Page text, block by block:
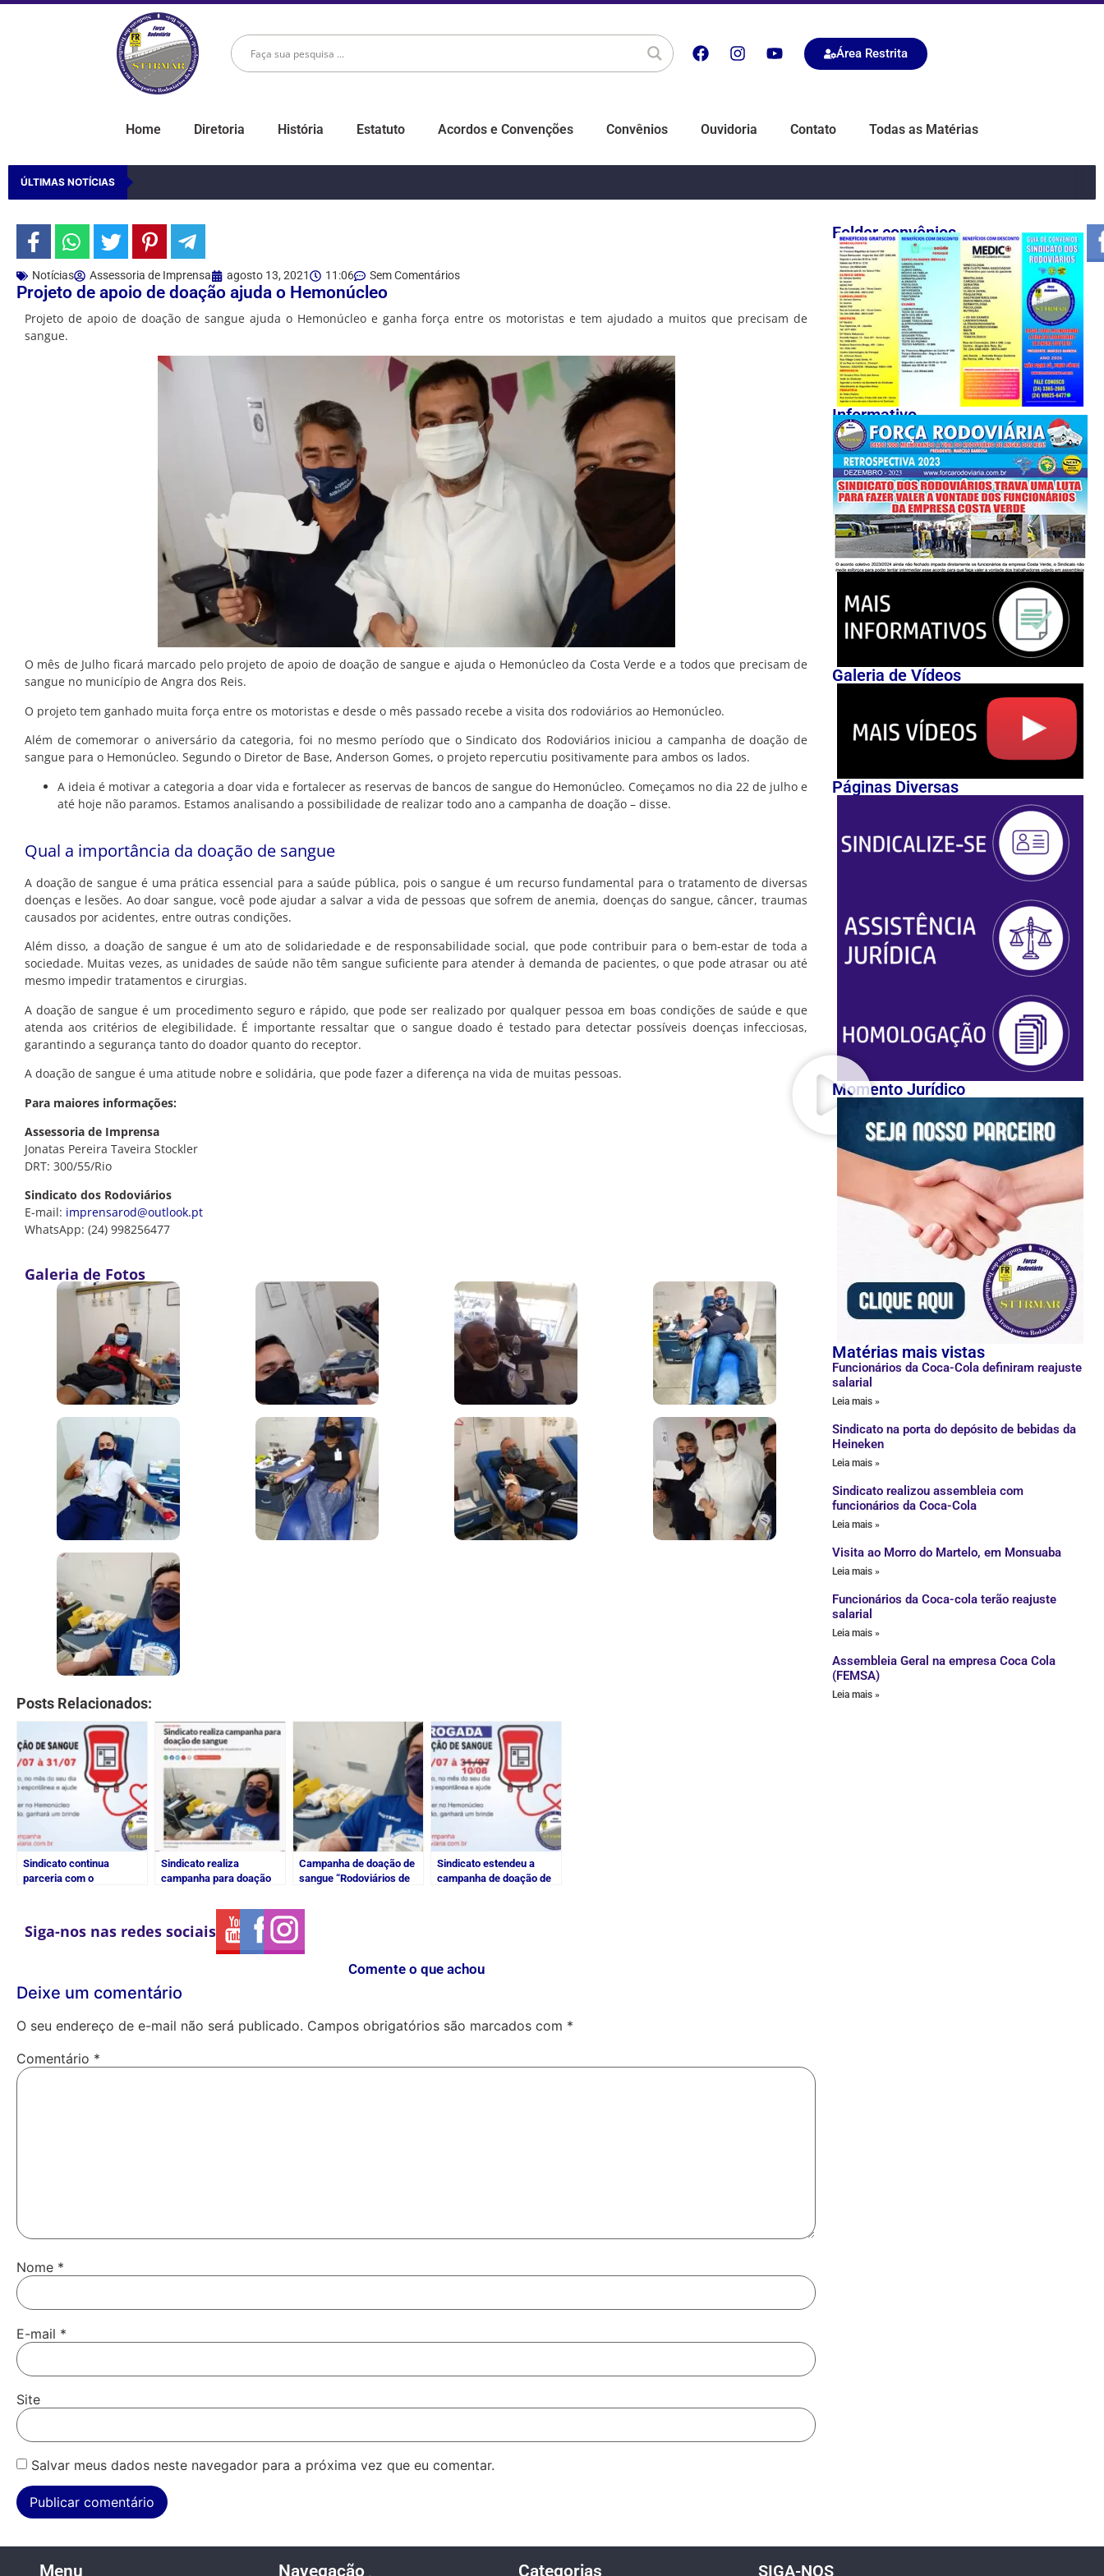
Área Restrita
Home Diretoria História Estatuto Acordos e Convenções Convênios Ouvidoria Contato Todas as Matérias
ÚLTIMAS NOTÍCIAS
Notícias Assessoria de Imprensa agosto 13, 2021 11:06 Sem Comentários
Projeto de apoio de doação ajuda o Hemonúcleo
Projeto de apoio de doação de sangue ajuda o Hemonúcleo e ganha força entre os motoristas e tem ajudado a muitos que precisam de
sangue.
O mês de Julho ficará marcado pelo projeto de apoio de doação de sangue e ajuda o Hemonúcleo da Costa Verde e a todos que precisam de
sangue no município de Angra dos Reis.
O projeto tem ganhado muita força entre os motoristas e desde o mês passado recebe a visita dos rodoviários ao Hemonúcleo.
Além de comemorar o aniversário da categoria, foi no mesmo período que o Sindicato dos Rodoviários iniciou a campanha de doação de
sangue para o Hemonúcleo. Segundo o Diretor de Base, Anderson Gomes, o projeto repercutiu positivamente para ambos os lados.
A ideia é motivar a categoria a doar vida e fortalecer as reservas de bancos de sangue do Hemonúcleo. Começamos no dia 22 de julho e
até hoje não paramos. Estamos analisando a possibilidade de realizar todo ano a campanha de doação – disse.
Qual a importância da doação de sangue
A doação de sangue é uma prática essencial para a saúde pública, pois o sangue é um recurso fundamental para o tratamento de diversas
doenças e lesões. Ao doar sangue, você pode ajudar a salvar a vida de pessoas que sofrem de anemia, doenças do sangue, câncer, traumas
causados por acidentes, entre outras condições.
Além disso, a doação de sangue é um ato de solidariedade e de responsabilidade social, que pode contribuir para o bem-estar de toda a
sociedade. Muitas vezes, as unidades de saúde não têm sangue suficiente para atender à demanda de pacientes, o que pode atrasar ou até
mesmo impedir tratamentos e cirurgias.
A doação de sangue é um procedimento seguro e rápido, que pode ser realizado por qualquer pessoa em boas condições de saúde e que
atenda aos critérios de elegibilidade. É importante ressaltar que o sangue doado é testado para detectar possíveis doenças infecciosas,
garantindo a segurança tanto do doador quanto do receptor.
A doação de sangue é uma atitude nobre e solidária, que pode fazer a diferença na vida de muitas pessoas.
Para maiores informações:
Assessoria de Imprensa
Jonatas Pereira Taveira Stockler
DRT: 300/55/Rio
Sindicato dos Rodoviários
E-mail: imprensarod@outlook.pt
WhatsApp: (24) 998256477
Galeria de Fotos
Posts Relacionados:
Sindicato continua
parceria com o
Sindicato realiza
campanha para doação
Campanha de doação de
sangue “Rodoviários de
Sindicato estendeu a
campanha de doação de
Siga-nos nas redes sociais
Comente o que achou
Deixe um comentário
O seu endereço de e-mail não será publicado. Campos obrigatórios são marcados com *
Comentário *
Nome *
E-mail *
Site
Salvar meus dados neste navegador para a próxima vez que eu comentar.
Folder convênios
Informativo
Galeria de Vídeos
Páginas Diversas
Momento Jurídico
Matérias mais vistas
Funcionários da Coca-Cola definiram reajuste
salarial
Leia mais »
Sindicato na porta do depósito de bebidas da
Heineken
Leia mais »
Sindicato realizou assembleia com
funcionários da Coca-Cola
Leia mais »
Visita ao Morro do Martelo, em Monsuaba
Leia mais »
Funcionários da Coca-cola terão reajuste
salarial
Leia mais »
Assembleia Geral na empresa Coca Cola
(FEMSA)
Leia mais »
Menu Navegação Categorias SIGA-NOS